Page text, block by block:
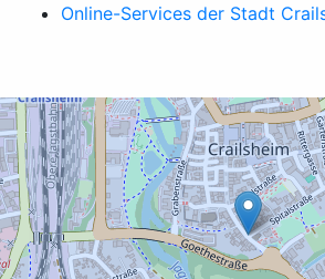
Online-Services der Stadt